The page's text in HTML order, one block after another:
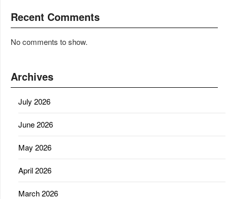
Recent Comments
No comments to show.
Archives
July 2026
June 2026
May 2026
April 2026
March 2026